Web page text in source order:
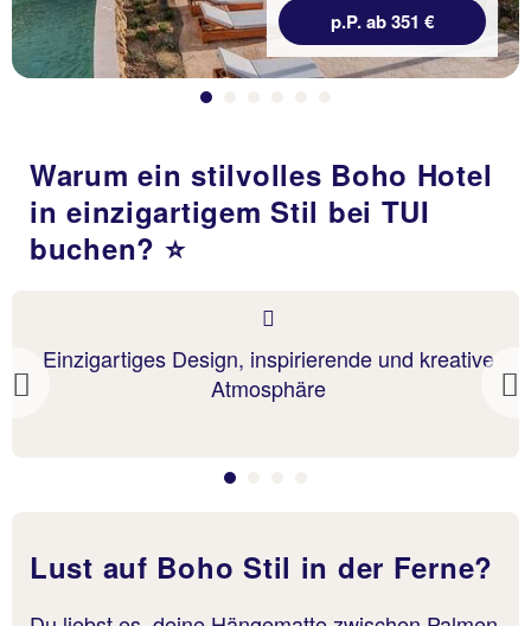
p.P. ab 351 €
Warum ein stilvolles Boho Hotel
in einzigartigem Stil bei TUI
buchen? ⭐
Previous
Einzigartiges Design, inspirierende und kreative
Atmosphäre
Lust auf Boho Stil in der Ferne?